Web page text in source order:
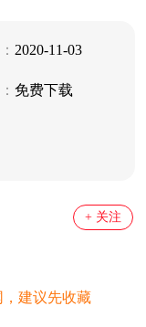
2020-11-03
免费下载
+ 关注
建议先收藏